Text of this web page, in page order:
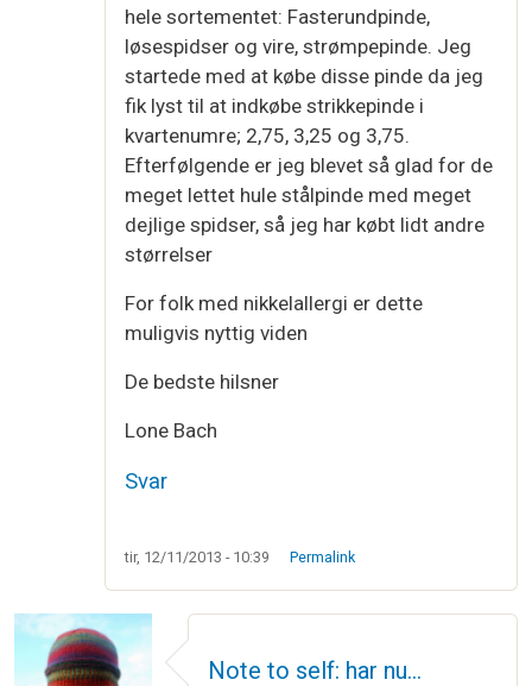
hele sortementet: Fasterundpinde,
løsespidser og vire, strømpepinde. Jeg
startede med at købe disse pinde da jeg
fik lyst til at indkøbe strikkepinde i
kvartenumre; 2,75, 3,25 og 3,75.
Efterfølgende er jeg blevet så glad for de
meget lettet hule stålpinde med meget
dejlige spidser, så jeg har købt lidt andre
størrelser
For folk med nikkelallergi er dette
muligvis nyttig viden
De bedste hilsner
Lone Bach
Svar
tir, 12/11/2013 - 10:39 Permalink
Note to self: har nu…